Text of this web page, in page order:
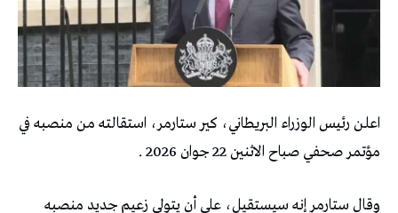
اعلن رئيس الوزراء البريطاني، كير ستارمر، استقالته من منصبه في
مؤتمر صحفي صباح الاثنين 22 جوان 2026 .
وقال ستارمر إنه سيستقيل، على أن يتولى زعيم جديد منصبه